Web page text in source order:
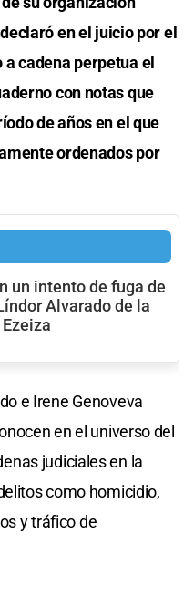
en el juicio por el
cadena perpetua el
con notas que
de años en el que
ordenados por
un intento de fuga de
Alvarado de la
e Irene Genoveva
en el universo del
judiciales en la
como homicidio,
y tráfico de